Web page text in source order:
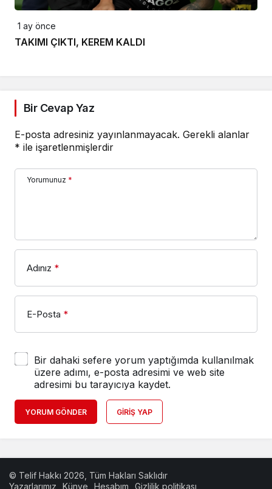
1 ay önce
TAKIMI ÇIKTI, KEREM KALDI
Bir Cevap Yaz
E-posta adresiniz yayınlanmayacak. Gerekli alanlar
* ile işaretlenmişlerdir
Yorumunuz *
Adınız *
E-Posta *
Bir dahaki sefere yorum yaptığımda kullanılmak
üzere adımı, e-posta adresimi ve web site
adresimi bu tarayıcıya kaydet.
YORUM GÖNDER GIRIŞ YAP
© Telif Hakkı 2026, Tüm Hakları Saklıdır
Yazarlarımız
Künye Hesabım Gizlilik politikası